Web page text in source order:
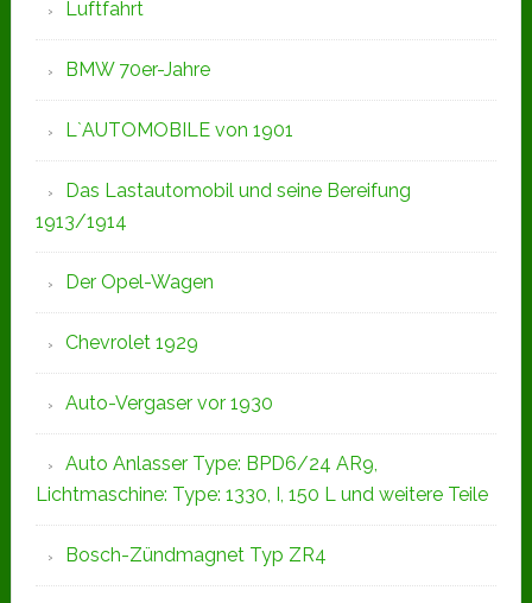
Luftfahrt
BMW 70er-Jahre
L`AUTOMOBILE von 1901
Das Lastautomobil und seine Bereifung
1913/1914
Der Opel-Wagen
Chevrolet 1929
Auto-Vergaser vor 1930
Auto Anlasser Type: BPD6/24 AR9,
Lichtmaschine: Type: 1330, I, 150 L und weitere Teile
Bosch-Zündmagnet Typ ZR4